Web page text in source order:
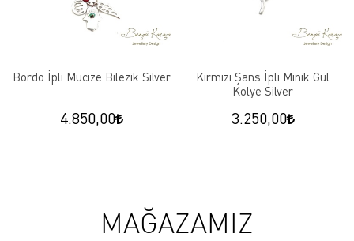
Bordo İpli Mucize Bilezik Silver
4.850,00
Kırmızı Şans İpli Minik Gül
Kolye Silver
3.250,00
MAĞAZAMIZ